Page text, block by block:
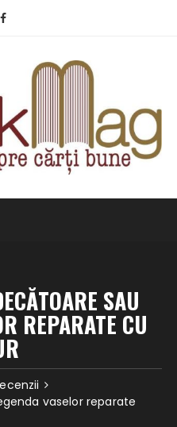
SAU
REPARATE CU
vaselor reparate